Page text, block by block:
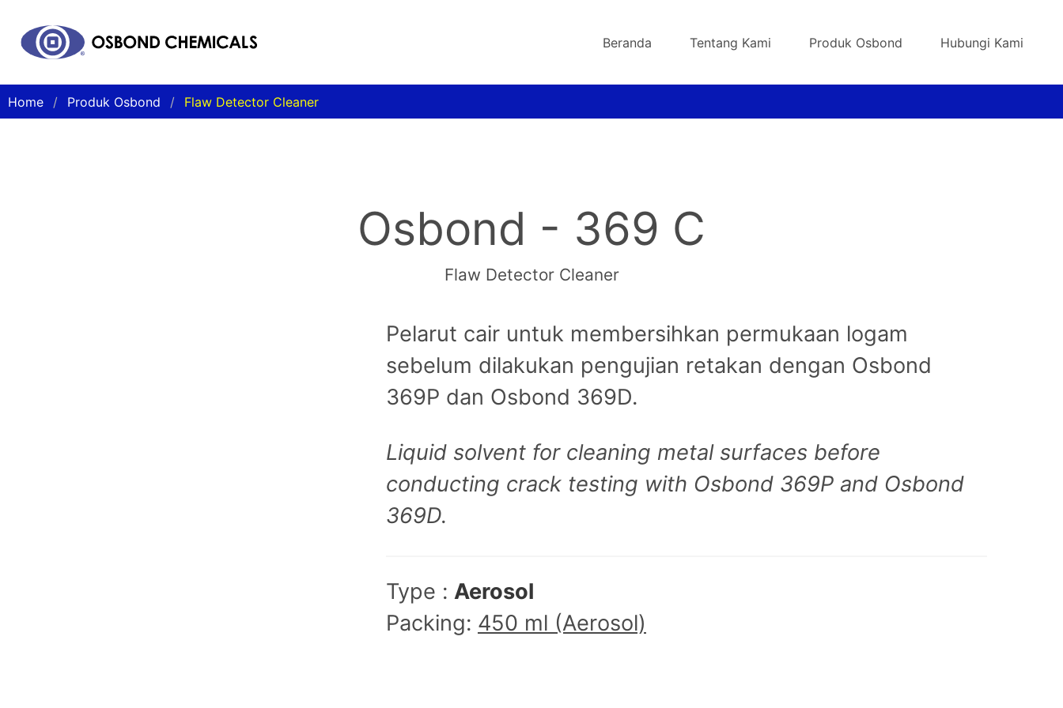
Beranda Tentang Kami Produk Osbond Hubungi Kami
Home Produk Osbond Flaw Detector Cleaner
Osbond - 369 C
Flaw Detector Cleaner
Pelarut cair untuk membersihkan permukaan logam
sebelum dilakukan pengujian retakan dengan Osbond
369P dan Osbond 369D.
Liquid solvent for cleaning metal surfaces before
conducting crack testing with Osbond 369P and Osbond
369D.
Type : Aerosol
Packing: 450 ml (Aerosol)